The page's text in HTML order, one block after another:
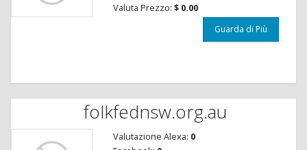
Valuta Prezzo: $ 0.00
Guarda di Più
folkfednsw.org.au
Valutazione Alexa: 0